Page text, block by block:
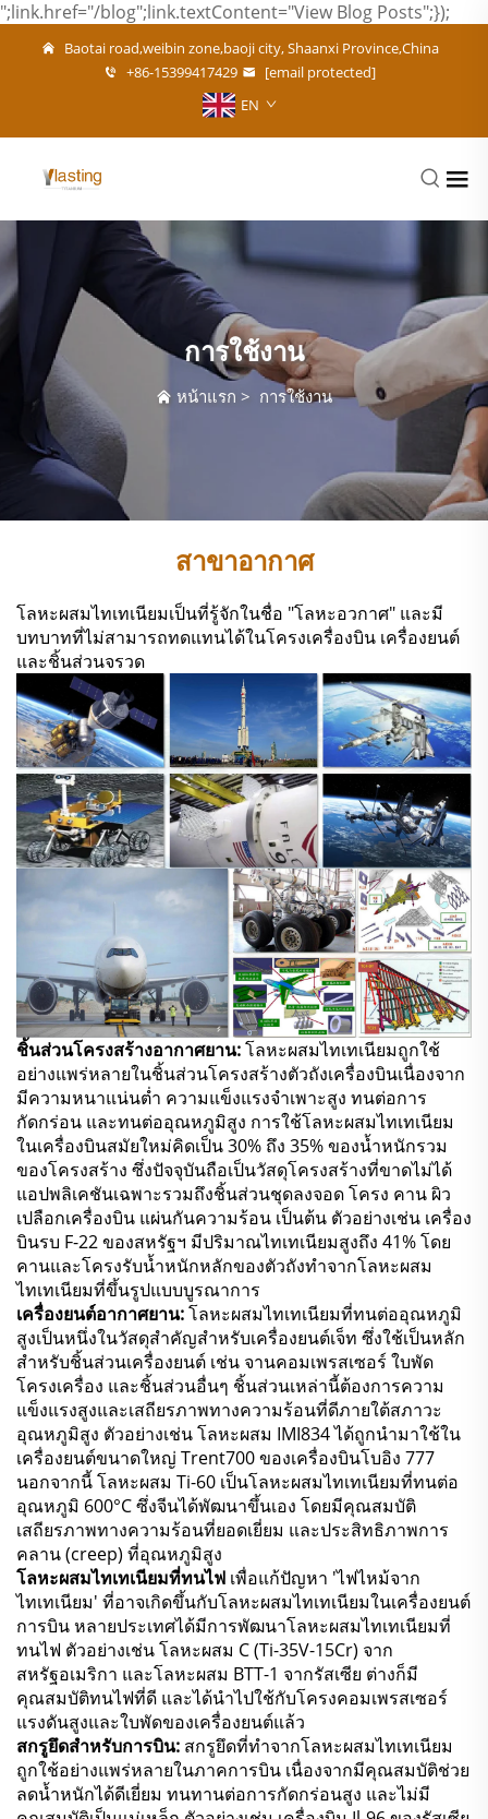
";link.href="/blog";link.textContent="View Blog Posts";});
Baotai road,weibin zone,baoji city, Shaanxi Province,China
+86-15399417429
[email protected]
EN
การใช้งาน
หน้าแรก > การใช้งาน
สาขาอากาศ
โลหะผสมไทเทเนียมเป็นที่รู้จักในชื่อ "โลหะอวกาศ" และมี
บทบาทที่ไม่สามารถทดแทนได้ในโครงเครื่องบิน เครื่องยนต์
และชิ้นส่วนจรวด
ชิ้นส่วนโครงสร้างอากาศยาน:โลหะผสมไทเทเนียมถูกใช้
อย่างแพร่หลายในชิ้นส่วนโครงสร้างตัวถังเครื่องบินเนื่องจาก
มีความหนาแน่นต่ำ ความแข็งแรงจำเพาะสูง ทนต่อการ
กัดกร่อน และทนต่ออุณหภูมิสูง การใช้โลหะผสมไทเทเนียม
ในเครื่องบินสมัยใหม่คิดเป็น 30% ถึง 35% ของน้ำหนักรวม
ของโครงสร้าง ซึ่งปัจจุบันถือเป็นวัสดุโครงสร้างที่ขาดไม่ได้
แอปพลิเคชันเฉพาะรวมถึงชิ้นส่วนชุดลงจอด โครง คาน ผิว
เปลือกเครื่องบิน แผ่นกันความร้อน เป็นต้น ตัวอย่างเช่น เครื่อง
บินรบ F-22 ของสหรัฐฯ มีปริมาณไทเทเนียมสูงถึง 41% โดย
คานและโครงรับน้ำหนักหลักของตัวถังทำจากโลหะผสม
ไทเทเนียมที่ขึ้นรูปแบบบูรณาการ
เครื่องยนต์อากาศยาน:โลหะผสมไทเทเนียมที่ทนต่ออุณหภูมิ
สูงเป็นหนึ่งในวัสดุสำคัญสำหรับเครื่องยนต์เจ็ท ซึ่งใช้เป็นหลัก
สำหรับชิ้นส่วนเครื่องยนต์ เช่น จานคอมเพรสเซอร์ ใบพัด
โครงเครื่อง และชิ้นส่วนอื่นๆ ชิ้นส่วนเหล่านี้ต้องการความ
แข็งแรงสูงและเสถียรภาพทางความร้อนที่ดีภายใต้สภาวะ
อุณหภูมิสูง ตัวอย่างเช่น โลหะผสม IMI834 ได้ถูกนำมาใช้ใน
เครื่องยนต์ขนาดใหญ่ Trent700 ของเครื่องบินโบอิง 777
นอกจากนี้ โลหะผสม Ti-60 เป็นโลหะผสมไทเทเนียมที่ทนต่อ
อุณหภูมิ 600°C ซึ่งจีนได้พัฒนาขึ้นเอง โดยมีคุณสมบัติ
เสถียรภาพทางความร้อนที่ยอดเยี่ยม และประสิทธิภาพการ
คลาน (creep) ที่อุณหภูมิสูง
โลหะผสมไทเทเนียมที่ทนไฟ เพื่อแก้ปัญหา 'ไฟไหม้จาก
ไทเทเนียม' ที่อาจเกิดขึ้นกับโลหะผสมไทเทเนียมในเครื่องยนต์
การบิน หลายประเทศได้มีการพัฒนาโลหะผสมไทเทเนียมที่
ทนไฟ ตัวอย่างเช่น โลหะผสม C (Ti-35V-15Cr) จาก
สหรัฐอเมริกา และโลหะผสม BTT-1 จากรัสเซีย ต่างก็มี
คุณสมบัติทนไฟที่ดี และได้นำไปใช้กับโครงคอมเพรสเซอร์
แรงดันสูงและใบพัดของเครื่องยนต์แล้ว
สกรูยึดสำหรับการบิน: สกรูยึดที่ทำจากโลหะผสมไทเทเนียม
ถูกใช้อย่างแพร่หลายในภาคการบิน เนื่องจากมีคุณสมบัติช่วย
ลดน้ำหนักได้ดีเยี่ยม ทนทานต่อการกัดกร่อนสูง และไม่มี